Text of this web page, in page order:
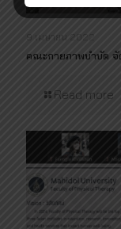
9 เมษายน 2022
คณะกายภาพบำบัด จั
Read more